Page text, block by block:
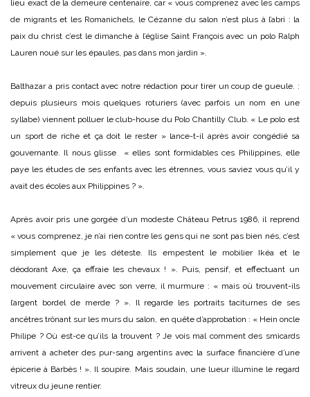
lieu exact de la demeure centenaire, car « vous comprenez avec les camps
de migrants et les Romanichels, le Cézanne du salon n’est plus à l’abri : la
paix du christ c’est le dimanche à l’église Saint François avec un polo Ralph
Lauren noué sur les épaules, pas dans mon jardin ».
Balthazar a pris contact avec notre rédaction pour tirer un coup de gueule. :
depuis plusieurs mois quelques roturiers (avec parfois un nom en une
syllabe) viennent polluer le club-house du Polo Chantilly Club. « Le polo est
un sport de riche et ça doit le rester » lance-t-il après avoir congédié sa
gouvernante. Il nous glisse
« elles sont formidables ces Philippines, elle
paye les études de ses enfants avec les étrennes, vous saviez vous qu’il y
avait des écoles aux Philippines ? ».
Après avoir pris une gorgée d’un modeste Château Petrus 1986, il reprend
« vous comprenez, je n’ai rien contre les gens qui ne sont pas bien nés, c’est
simplement que je les déteste. Ils empestent le mobilier Ikéa et le
déodorant Axe, ça effraie les chevaux ! ». Puis, pensif, et effectuant un
mouvement circulaire avec son verre, il murmure : « mais où trouvent-ils
l’argent bordel de merde ? ». Il regarde les portraits taciturnes de ses
ancêtres trônant sur les murs du salon, en quête d’approbation : « Hein oncle
Philipe ? Où est-ce qu’ils la trouvent ? Je vois mal comment des smicards
arrivent à acheter des pur-sang argentins avec la surface financière d’une
épicerie à Barbès ! ». Il soupire. Mais soudain, une lueur illumine le regard
vitreux du jeune rentier.